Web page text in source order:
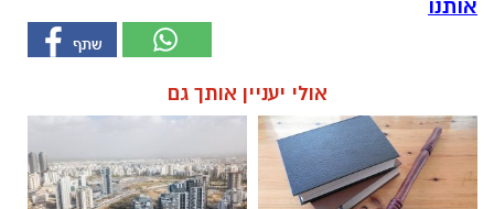
אותנו
אולי יעניין אותך גם